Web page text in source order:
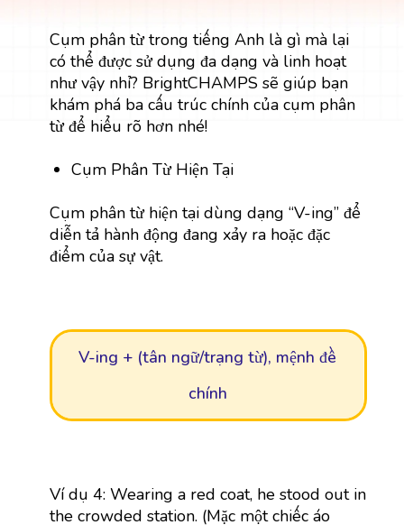
Cụm phân từ trong tiếng Anh là gì mà lại
có thể được sử dụng đa dạng và linh hoạt
như vậy nhỉ? BrightCHAMPS sẽ giúp bạn
khám phá ba cấu trúc chính của cụm phân
từ để hiểu rõ hơn nhé!
Cụm Phân Từ Hiện Tại
Cụm phân từ hiện tại dùng dạng “V-ing” để
diễn tả hành động đang xảy ra hoặc đặc
điểm của sự vật.
V-ing + (tân ngữ/trạng từ), mệnh đề
chính
Ví dụ 4: Wearing a red coat, he stood out in
the crowded station. (Mặc một chiếc áo